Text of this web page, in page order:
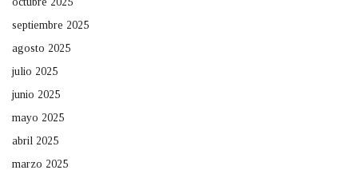
septiembre 2025
agosto 2025
julio 2025
junio 2025
mayo 2025
abril 2025
marzo 2025